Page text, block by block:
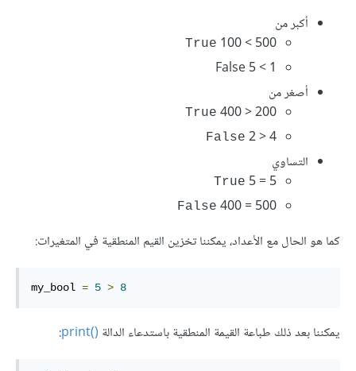
أكبر من
500 > 100
True
1 > 5 False
أصغر من
200 < 400
True
4 < 2
False
التساوي
5 = 5
True
500 = 400
False
كما هو الحال مع الأعداد، يمكننا تخزين القيم المنطقية في المتغيرات:
my_bool = 5 > 8
يمكننا بعد ذلك طباعة القيمة المنطقية باستدعاء الدالة print()‎
: